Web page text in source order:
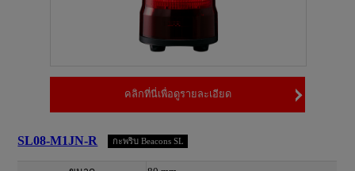
คลิกที่นี่เพื่อดูรายละเอียด
SL08-M1JN-R กะพริบ Beacons SL